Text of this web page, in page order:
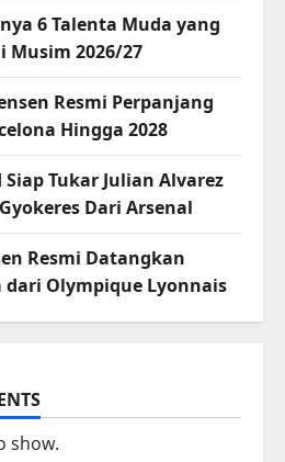
6 Talenta Muda yang
Musim 2026/27
Resmi Perpanjang
Hingga 2028
Tukar Julian Alvarez
Dari Arsenal
Resmi Datangkan
dari Olympique Lyonnais
show.